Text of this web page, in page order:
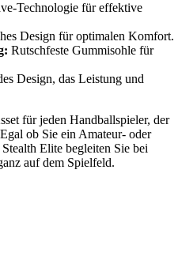
Technologie für effektive
Design für optimalen Komfort.
Rutschfeste Gummisohle für
Design, das Leistung und
für jeden Handballspieler, der
ob Sie ein Amateur- oder
Elite begleiten Sie bei
auf dem Spielfeld.